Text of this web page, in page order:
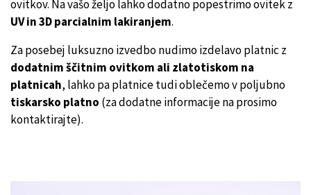
ovitkov. Na vašo željo lahko dodatno popestrimo ovitek z
UV in 3D parcialnim lakiranjem.
Za posebej luksuzno izvedbo nudimo izdelavo platnic z
dodatnim ščitnim ovitkom ali zlatotiskom na
platnicah, lahko pa platnice tudi oblečemo v poljubno
tiskarsko platno (za dodatne informacije na prosimo
kontaktirajte).